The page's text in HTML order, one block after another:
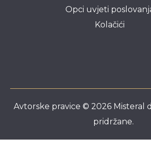
Opci uvjeti
Kolačići
Avtorske pravice © 2026 Misteral
pridržane.